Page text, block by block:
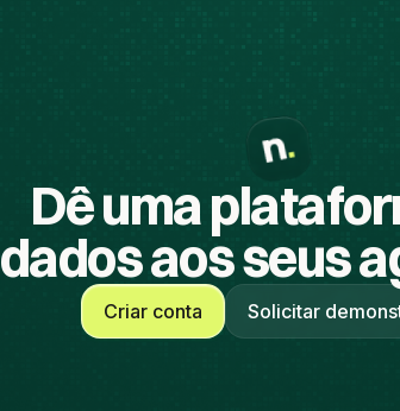
Dê uma
dados aos seus
Criar conta Solicitar